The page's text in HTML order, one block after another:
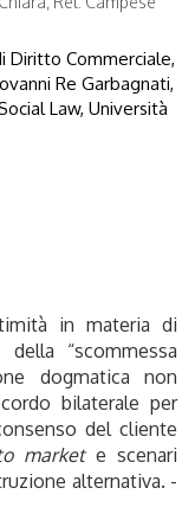
Diritto Commerciale,
Re Garbagnati,
Law, Università
in materia di
“scommessa
dogmatica non
bilaterale per
del cliente
markete scenari
alternativa. -